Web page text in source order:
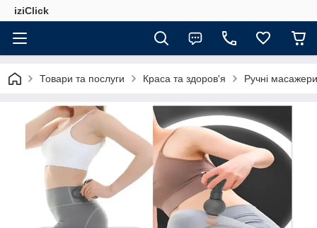
iziClick
Товари та послуги Краса та здоров'я Ручні масажери